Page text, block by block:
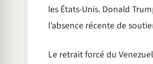
les États-Unis. Donald
l’absence récente de
Le retrait forcé du